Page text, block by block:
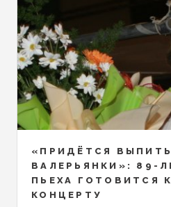
«ПРИДЁТСЯ
ВАЛЕРЬЯНКИ»: 89-
ПЬЕХА ГОТОВИТСЯ
КОНЦЕРТУ